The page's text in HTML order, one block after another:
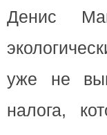
Денис
уже не
налога,